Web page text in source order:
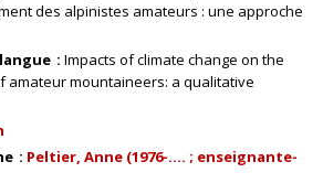
des alpinistes amateurs : une approche
Impacts of climate change on the
amateur mountaineers: a qualitative
Peltier, Anne (1976-.... ; enseignante-